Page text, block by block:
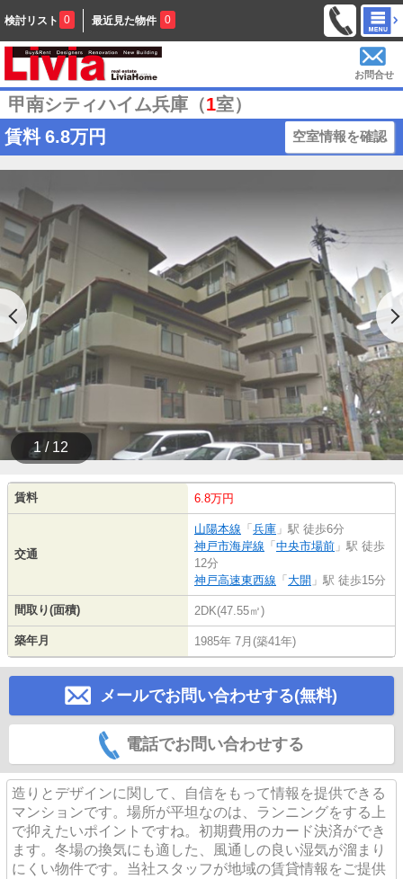
検討リスト 0 最近見た物件 0
お問合せ
甲南シティハイム兵庫（1室）
賃料 6.8万円 空室情報を確認
1 / 12
賃料 6.8万円
交通
山陽本線 「 兵庫 」駅 徒歩6分
神戸市海岸線 「 中央市場前 」駅 徒歩
12分
神戸高速東西線 「 大開 」駅 徒歩15分
間取り(面積) 2DK(47.55㎡)
築年月 1985年 7月(築41年)
メールでお問い合わせする(無料)
電話でお問い合わせする
造りとデザインに関して、自信をもって情報を提供できる
マンションです。場所が平坦なのは、ランニングをする上
で抑えたいポイントですね。初期費用のカード決済ができ
ます。冬場の換気にも適した、風通しの良い湿気が溜まり
にくい物件です。当社スタッフが地域の賃貸情報をご提供